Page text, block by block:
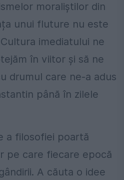
moraliștilor din
unui fluture nu este
imediatului ne
în viitor și să ne
drumul care ne-a adus
până în zilele
a filosofiei poartă
pe care fiecare epocă
A căuta o idee